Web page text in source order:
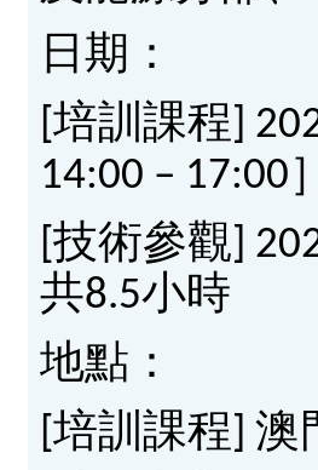
日期：
[培訓課程]
14:00 – 17:00
[技術參觀]
共8.5小時
地點：
[培訓課程]